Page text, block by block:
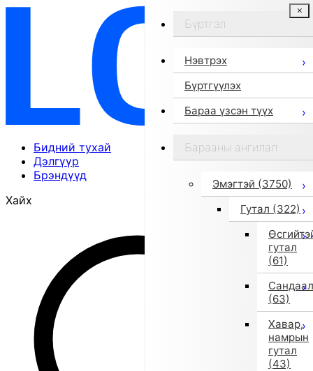
Бидний тухай
Дэлгүүр
Брэндүүд
Хайх
Бүртгэл
Нэвтрэх
Бүртгүүлэх
Бараа үзсэн түүх
Барааны ангилал
Эмэгтэй (3750)
Гутал (322)
гутал
(61)
Сандаал
(63)
Хавар,
намрын
гутал
(43)